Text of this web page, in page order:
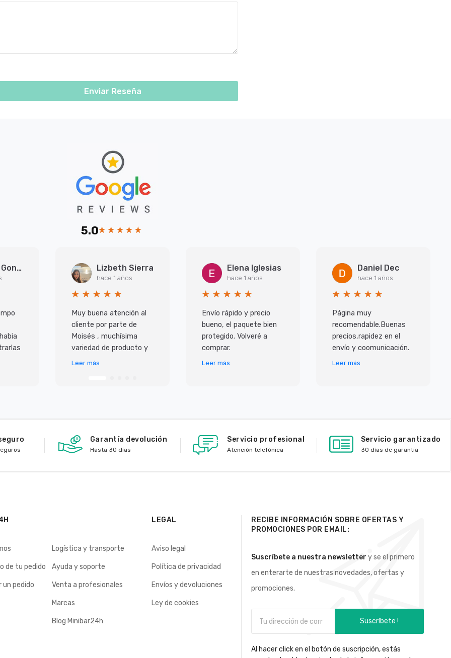
Enviar Reseña
5.0
Arantxa Gonzalez Martinez Lizbeth Sierra
hace 1 años
Muy buena atención al
cliente por parte de
Moisés , muchísima
variedad de producto y
lo mejor es que todo
Leer más
Elena Iglesias
hace 1 años
Envío rápido y precio
bueno, el paquete bien
protegido. Volveré a
comprar.
Leer más
Daniel Dec
hace 1 años
Página muy
recomendable.Buenas
precios,rapidez en el
envío y coomunicación.
Leer más
Garantía devolución
Hasta 30 días
Servicio profesional
Atención telefónica
Servicio garantizado
30 días de garantía
Logística y transporte
de tu pedido Ayuda y soporte
un pedido Venta a profesionales
Marcas
Blog Minibar24h
LEGAL
Aviso legal
Política de privacidad
Envíos y devoluciones
Ley de cookies
RECIBE INFORMACIÓN SOBRE OFERTAS Y
PROMOCIONES POR EMAIL:
Suscríbete a nuestra newsletter y se el primero
en enterarte de nuestras novedades, ofertas y
promociones.
Suscríbete !
Al hacer click en el botón de suscripción, estás